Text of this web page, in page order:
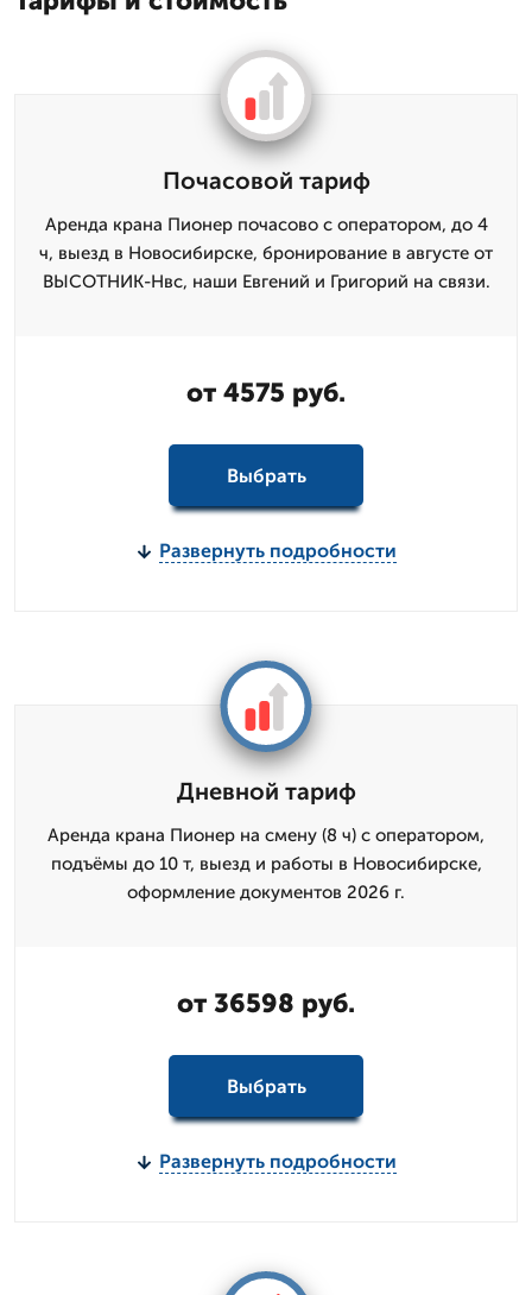
Почасовой тариф
Аренда крана Пионер почасово с оператором, до 4
ч, выезд в Новосибирске, бронирование в августе от
ВЫСОТНИК-Нвс, наши Евгений и Григорий на связи.
от 4575 руб.
Выбрать
Развернуть подробности
Дневной тариф
Аренда крана Пионер на смену (8 ч) с оператором,
подъёмы до 10 т, выезд и работы в Новосибирске,
оформление документов 2026 г.
от 36598 руб.
Выбрать
Развернуть подробности